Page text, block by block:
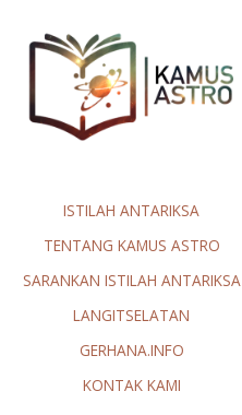
content
ISTILAH ANTARIKSA
TENTANG KAMUS ASTRO
SARANKAN ISTILAH ANTARIKSA
LANGITSELATAN
GERHANA.INFO
KONTAK KAMI